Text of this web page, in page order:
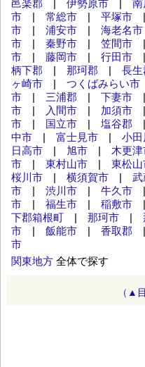
邑楽郡 伊勢原市 南
市 | 常総市 | 平塚市
市 | 浦安市 | 海老名市
市 | 秦野市 | 笠間市
市 | 藤岡市 | 行田市
柄下郡 | 那珂郡 | 長生
ヶ崎市 | つくばみらい市
市 | 三浦郡 | 下妻市
市 | 入間市 | 加須市
市 | 国立市 | 塩谷郡
中市 | 富士見市 | 小
日高市 | 旭市 | 木更
市 | 東村山市 | 東松山
桜川市 | 横須賀市 | 武
市 | 渋川市 | 牛久市
市 | 福生市 | 稲敷市
下郡箱根町 | 那珂市 |
市 | 飯能市 | 香取郡
市
関東地方 全体で探す
（▲